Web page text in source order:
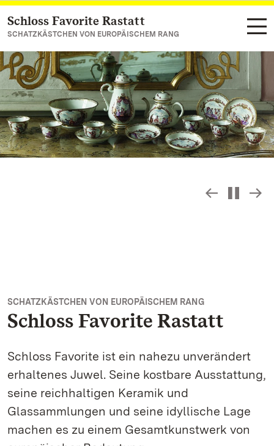
Zum Hauptinhalt springen
Schloss Favorite Rastatt
SCHATZKÄSTCHEN VON EUROPÄISCHEM RANG
SCHATZKÄSTCHEN VON EUROPÄISCHEM RANG
Schloss Favorite Rastatt
Schloss Favorite ist ein nahezu unverändert
erhaltenes Juwel. Seine kostbare Ausstattung,
seine reichhaltigen Keramik und
Glassammlungen und seine idyllische Lage
machen es zu einem Gesamtkunstwerk von